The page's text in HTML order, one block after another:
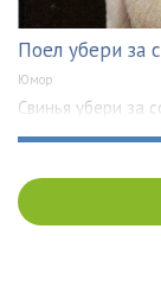
Поел убери за
Юмор
Свинья убери за